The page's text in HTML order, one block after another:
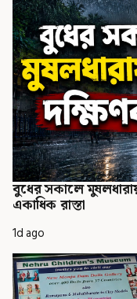
বুধের সকালে
একাধিক রাস্তা
1d ago